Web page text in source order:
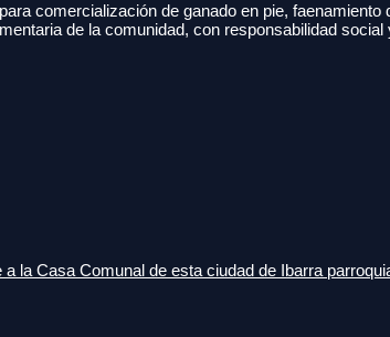
comercialización de ganado en pie, faenamiento
de la comunidad, con responsabilidad social
la Casa Comunal de esta ciudad de Ibarra